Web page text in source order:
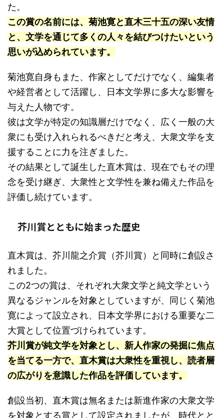
た。
この賞の名前には、菊池寛と直木三十五の深い友情
と、文学を通じて多くの人々を結びつけたいという
思いが込められています。
菊池寛自身もまた、作家としてだけでなく、編集者
や経営者として活躍し、日本文学界に多大な影響を
与えた人物です。
彼は文学が特定の知識層だけでなく、広く一般の大
衆にも受け入れられるべきだと考え、大衆文学を支
援することに力を注ぎました。
その結果として誕生した直木賞は、現在でもその理
念を受け継ぎ、大衆性と文学性を兼ね備えた作品を
評価し続けています。
芥川賞とともに始まった歴史
直木賞は、芥川龍之介賞（芥川賞）と同時に創設さ
れました。
この2つの賞は、それぞれ大衆文学と純文学という
異なるジャンルを対象としていますが、同じく菊池
寛によって設立され、日本文学界における重要な二
大賞として位置づけられています。
芥川賞が純文学を対象とし、新人作家の発掘に焦点
を当てる一方で、直木賞は大衆性を重視し、読者層
の広がりを意識した作品を評価しています。
創設当初、直木賞は無名または新進作家の大衆文学
を対象とする賞として設定されましたが、時代とと